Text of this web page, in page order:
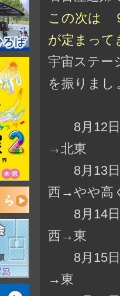
この次は
が定まって
宇宙ステー
を振りまし
8月12日
→北東
8月13日
西→やや高
8月14日
西→東
8月15日
→東